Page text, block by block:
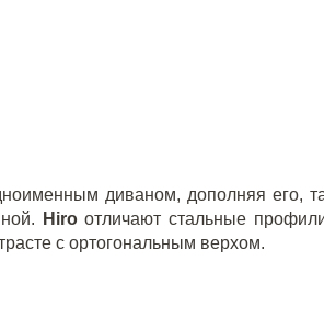
диваном, дополняя его,
Hiro отличают стальные
с ортогональным верхом.